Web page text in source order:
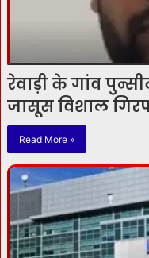
रेवाड़ी के गांव
जासूस विशाल
Read More »